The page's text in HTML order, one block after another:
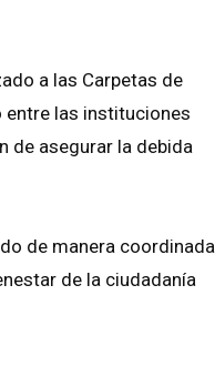
a las Carpetas de
entre las instituciones
de asegurar la debida
de manera coordinada
de la ciudadanía